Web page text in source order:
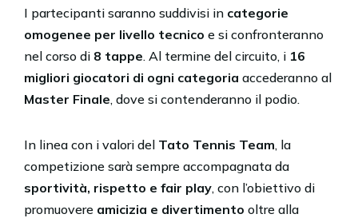
I partecipanti saranno suddivisi in categorie
omogenee per livello tecnico e si confronteranno
nel corso di 8 tappe. Al termine del circuito, i 16
migliori giocatori di ogni categoria accederanno al
Master Finale, dove si contenderanno il podio.
In linea con i valori del Tato Tennis Team, la
competizione sarà sempre accompagnata da
sportività, rispetto e fair play, con l’obiettivo di
promuovere amicizia e divertimento oltre alla